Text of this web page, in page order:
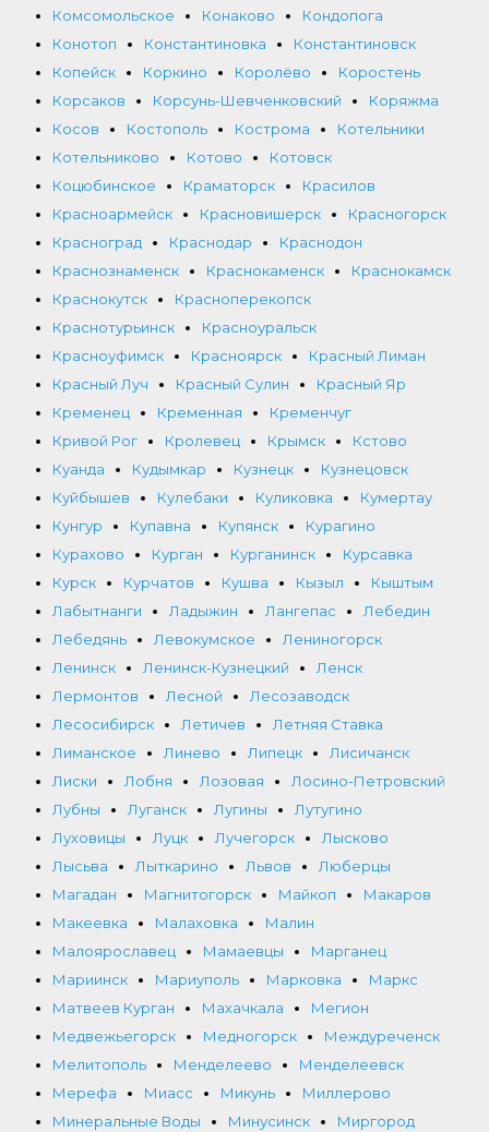
Комсомольское
Конаково
Кондопога
Конотоп
Константиновка
Константиновск
Копейск
Коркино Королёво
Коростень
Корсаков
Корсунь-Шевченковский
Коряжма
Косов
Костополь Кострома
Котельники
Котельниково
Котово
Котовск
Коцюбинское
Краматорск
Красилов
Красноармейск
Красновишерск
Красногорск
Красноград
Краснодар
Краснодон
Краснознаменск
Краснокаменск
Краснокамск
Краснокутск
Красноперекопск
Краснотурьинск
Красноуральск
Красноуфимск
Красноярск
Красный Лиман
Красный Луч
Красный Сулин
Красный Яр
Кременец
Кременная
Кременчуг
Кривой Рог
Кролевец Крымск
Кстово
Куанда
Кудымкар Кузнецк
Кузнецовск
Куйбышев
Кулебаки Куликовка
Кумертау
Кунгур
Купавна Купянск
Курагино
Курахово
Курган Курганинск
Курсавка
Курск
Курчатов Кушва Кызыл
Кыштым
Лабытнанги
Ладыжин Лангепас
Лебедин
Лебедянь
Левокумское
Лениногорск
Ленинск
Ленинск-Кузнецкий
Ленск
Лермонтов
Лесной
Лесозаводск
Лесосибирск
Летичев
Летняя Ставка
Лиманское
Линево Липецк
Лисичанск
Лиски
Лобня Лозовая
Лосино-Петровский
Лубны
Луганск Лугины
Лутугино
Луховицы
Луцк Лучегорск
Лысково
Лысьва
Лыткарино Львов
Люберцы
Магадан
Магнитогорск Майкоп
Макаров
Макеевка
Малаховка
Малин
Малоярославец
Мамаевцы
Марганец
Мариинск
Мариуполь Марковка
Маркс
Матвеев Курган
Махачкала
Мегион
Медвежьегорск
Медногорск
Междуреченск
Мелитополь
Менделеево
Менделеевск
Мерефа
Миасс Микунь
Миллерово
Минеральные Воды
Минусинск
Миргород